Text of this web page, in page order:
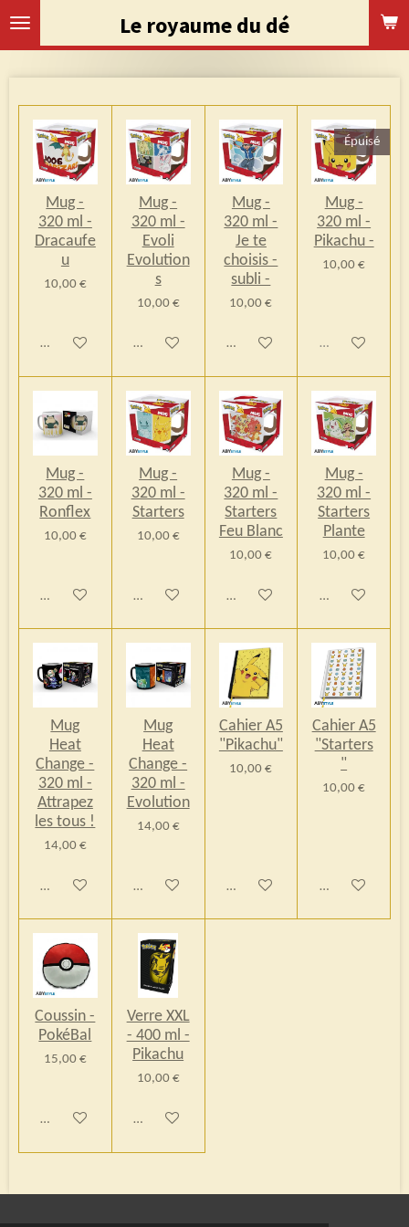
Passer
Le royaume du dé
Mug -
320 ml -
Dracaufe
u
10,00 €
Ajouter au panier
Mug -
320 ml -
Evoli
Evolution
s
10,00 €
Ajouter au panier
Mug -
320 ml -
Je te
choisis -
subli -
10,00 €
Ajouter au panier
Épuisé
Mug -
320 ml -
Pikachu -
10,00 €
Épuisé
Mug -
320 ml -
Ronflex
10,00 €
Ajouter au panier
Mug -
320 ml -
Starters
10,00 €
Ajouter au panier
Mug -
320 ml -
Starters
Feu Blanc
10,00 €
Ajouter au panier
Mug -
320 ml -
Starters
Plante
10,00 €
Ajouter au
Mug
Heat
Change -
320 ml -
Attrapez
les tous !
14,00 €
Ajouter au panier
Mug
Heat
Change -
320 ml -
Evolution
14,00 €
Ajouter au panier
Cahier A5
"Pikachu"
10,00 €
Ajouter au panier
Cahier A5
"Starters
"
10,00 €
Ajouter au
Coussin -
PokéBal
15,00 €
Ajouter au panier
Verre XXL
- 400 ml -
Pikachu
10,00 €
Ajouter au panier